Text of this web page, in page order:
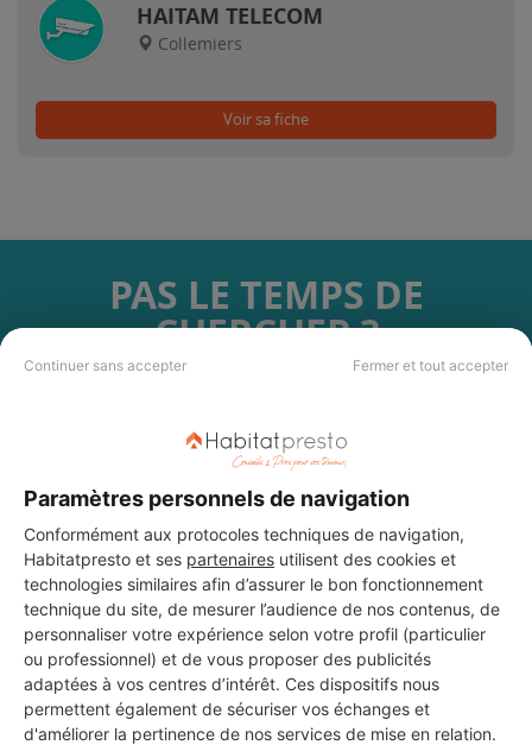
Continuer sans accepter Fermer et tout accepter
Paramètres personnels de navigation
Conformément aux protocoles techniques de navigation,
Habitatpresto et ses partenaires utilisent des cookies et
technologies similaires afin d’assurer le bon fonctionnement
technique du site, de mesurer l’audience de nos contenus, de
personnaliser votre expérience selon votre profil (particulier
ou professionnel) et de vous proposer des publicités
adaptées à vos centres d’intérêt. Ces dispositifs nous
permettent également de sécuriser vos échanges et
d'améliorer la pertinence de nos services de mise en relation.
HAITAM TELECOM
Collemiers
Voir sa fiche
PAS LE TEMPS DE
CHERCHER ?
professionnels partout en France.
DEMANDER UN DEVIS